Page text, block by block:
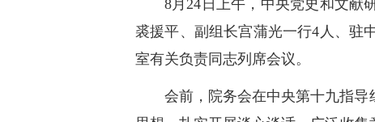
8月24日上午，中央党史和文献
裘援平、副组长宫蒲光一行4人、驻
室有关负责同志列席会议。
会前，院务会在中央第十九指